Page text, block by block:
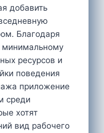
добавить
Благодаря
минимальному
ресурсов и
поведения
приложение
среди
хотят
вид рабочего